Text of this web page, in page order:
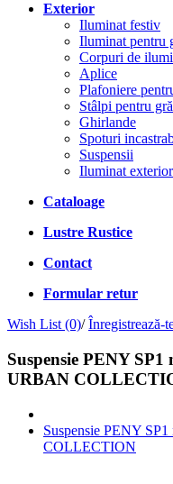
Exterior
Iluminat festiv
Iluminat pentru
Corpuri de
Aplice
Plafoniere
Stâlpi pentru
Ghirlande
Spoturi
Suspensii
Iluminat
Cataloage
Lustre Rustice
Contact
Formular retur
Wish List (0)/ Înregistrează-
Suspensie PENY
URBAN
Suspensie PENY
COLLECTION